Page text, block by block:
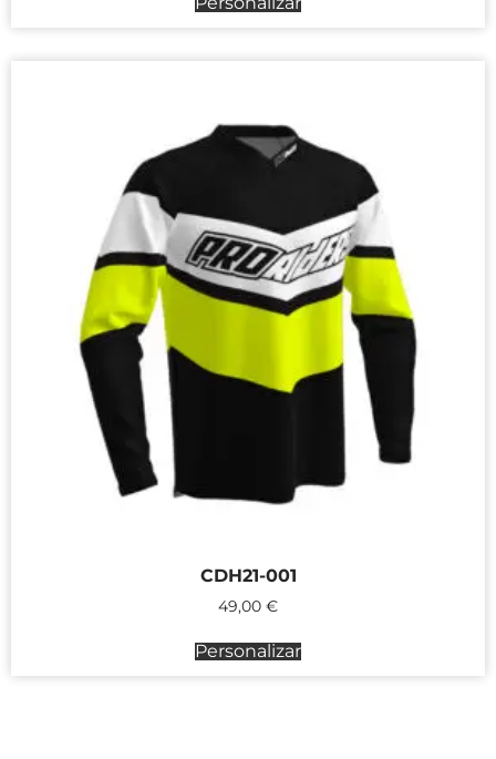
CDH21-001
49,00 €
Personalizar